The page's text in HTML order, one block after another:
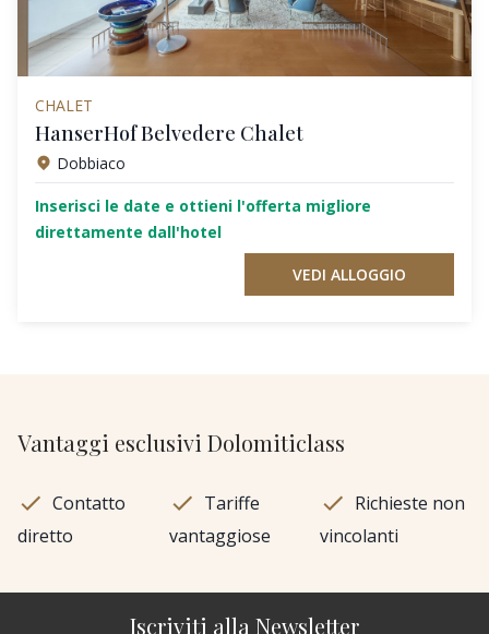
CHALET
HanserHof Belvedere Chalet
Dobbiaco
Inserisci le date e ottieni l'offerta migliore
direttamente dall'hotel
VEDI ALLOGGIO
Vantaggi esclusivi Dolomiticlass
Contatto
diretto
Tariffe
vantaggiose
Richieste non
vincolanti
Iscriviti alla Newsletter